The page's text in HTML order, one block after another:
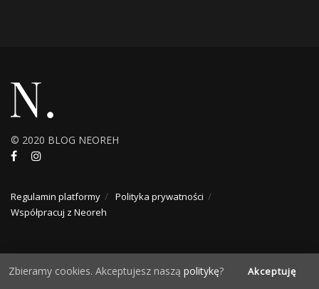
© 2020 BLOG NEOREH
Regulamin platformy
Polityka prywatności
Współpracuj z Neoreh
Zbieramy cookies. Akceptujesz naszą politykę? Akceptuję